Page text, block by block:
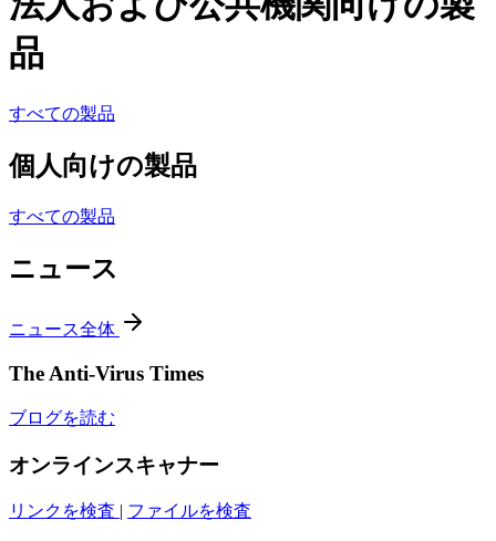
品
すべての製品
個人向けの製品
すべての製品
ニュース
ニュース全体
The Anti-Virus Times
ブログを読む
オンラインスキャナー
リンクを検査 | ファイルを検査